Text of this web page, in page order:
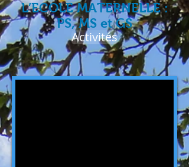
L’ECOLE MATERNELLE :
PS, MS et GS
Activités